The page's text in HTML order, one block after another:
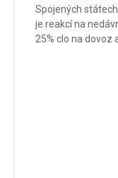
Spojených
je reakcí na
25% clo na dovoz